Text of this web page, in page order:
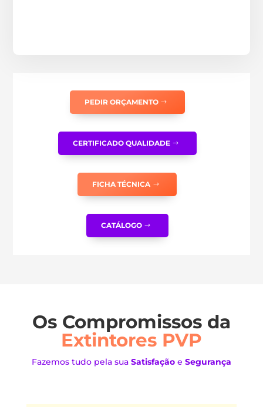
PEDIR ORÇAMENTO
CERTIFICADO QUALIDADE
FICHA TÉCNICA
CATÁLOGO
Os Compromissos da
Extintores PVP
Fazemos tudo pela sua Satisfaçãoe Segurança